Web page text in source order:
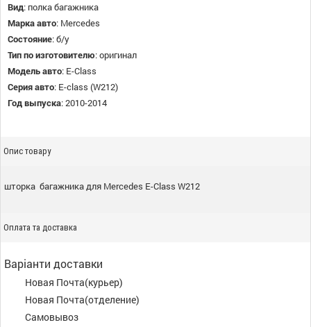
Вид: полка багажника
Марка авто: Mercedes
Состояние:б/у
Тип по изготовителю:оригинал
Модель авто: E-Class
Серия авто: E-class (W212)
Год выпуска:2010-2014
Опис товару
шторка багажника для Mercedes E-Class W212
Оплата та доставка
Варіанти доставки
Новая Почта(курьер)
Новая Почта(отделение)
Самовывоз